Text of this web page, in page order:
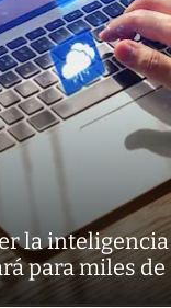
la inteligencia
para miles de